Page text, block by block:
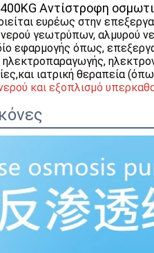
Αντίστροφη
ευρέως στην
γεωτρύπων, αλμυρού
εφαρμογής όπως,
ηλεκτροπαραγωγής,
ιατρική θεραπεία
και εξοπλισμό